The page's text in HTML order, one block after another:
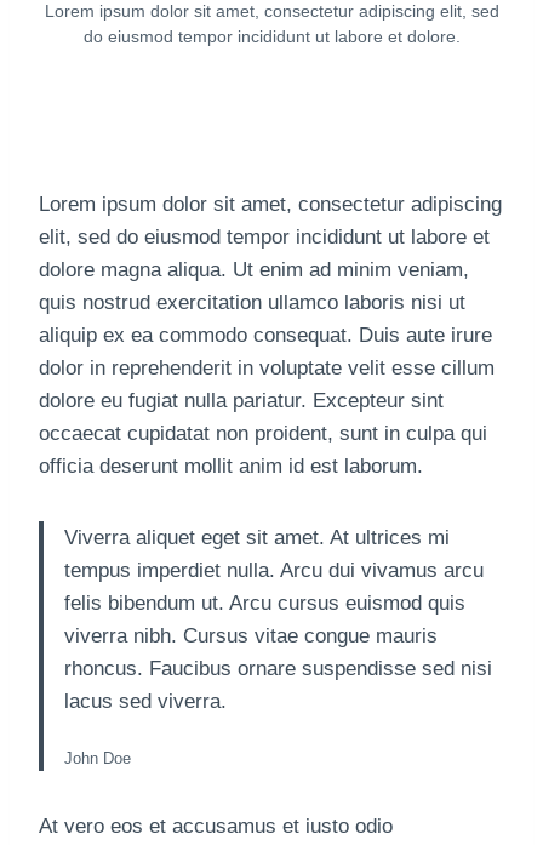
Lorem ipsum dolor sit amet, consectetur adipiscing elit, sed
do eiusmod tempor incididunt ut labore et dolore.
Lorem ipsum dolor sit amet, consectetur adipiscing
elit, sed do eiusmod tempor incididunt ut labore et
dolore magna aliqua. Ut enim ad minim veniam,
quis nostrud exercitation ullamco laboris nisi ut
aliquip ex ea commodo consequat. Duis aute irure
dolor in reprehenderit in voluptate velit esse cillum
dolore eu fugiat nulla pariatur. Excepteur sint
occaecat cupidatat non proident, sunt in culpa qui
officia deserunt mollit anim id est laborum.
Viverra aliquet eget sit amet. At ultrices mi
tempus imperdiet nulla. Arcu dui vivamus arcu
felis bibendum ut. Arcu cursus euismod quis
viverra nibh. Cursus vitae congue mauris
rhoncus. Faucibus ornare suspendisse sed nisi
lacus sed viverra.
John Doe
At vero eos et accusamus et iusto odio